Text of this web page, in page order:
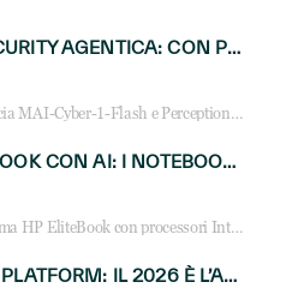
CYBERSECURITY AGENTICA: CON PERCEPTION E MAI-CYBER-1-FLASH MICROSOFT APRE NUOVI SERVIZI PER IL CANALE
Microsoft lancia MAI-Cyber-1-Flash e Perception: cybersecurity agentica in preview dal 3 novembre. Cosa cambia per MSP, system integrator e reseller.
HP ELITEBOOK CON AI: I NOTEBOOK BUSINESS INTELLIGENTI CHE TRASFORMANO PRODUTTIVITÀ, SICUREZZA E LAVORO IBRIDO
Scopri la gamma HP EliteBook con processori Intel® Core™ Ultra e AMD Ryzen™ AI. Notebook business progettati per aumentare la produttività, migliorare la collaborazione e garantire sicurezza avanzata in ufficio e in mobilità.
AI AGENT PLATFORM: IL 2026 È L’ANNO DEL «SISTEMA OPERATIVO» PER GLI AGENTI AZIENDALI